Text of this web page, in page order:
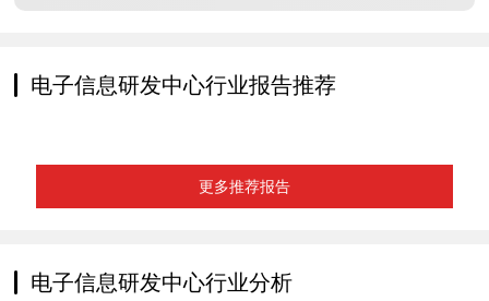
电子信息研发中心行业报告推荐
更多推荐报告
电子信息研发中心行业分析